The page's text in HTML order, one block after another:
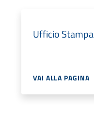
Ufficio Stampa
VAI ALLA PAGINA